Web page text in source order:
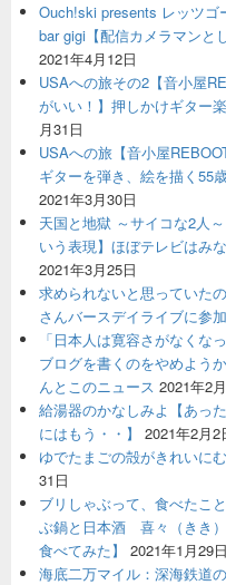
Ouch!ski presents レッツゴ
bar gigi【配信カメラマンと
2021年4月12日
USAへの旅その2【音小屋
がいい！】押しかけギター
月31日
USAへの旅【音小屋
ギターを弾き、絵を描く55
2021年3月30日
天国と地獄 ～サイコな2人
いう表現】ほぼテレビはみ
2021年3月25日
求められないと思っていた
さんバースデイライブに参加
「日本人は寛容さがなくな
ブログを書くのをやめよう
んとこのニュース 2021年2
給湯器のかなしみよ【あっ
にはもう・・】
2021年2月2
ゆでたまごの殻がきれいに
31日
ブリしゃぶって、食べたこ
ぶ鍋と日本酒 喜々（きき
食べてみた】
2021年1月29日
海底二万マイル：深海鉄道